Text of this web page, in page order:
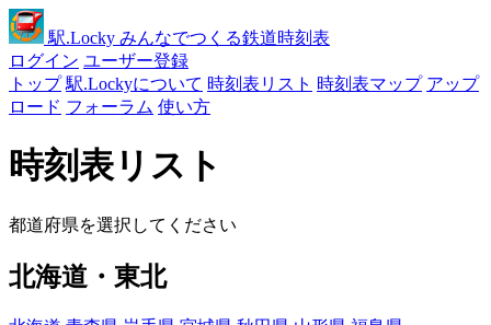
駅.Locky みんなでつくる鉄道時刻表
ログイン ユーザー登録
トップ 駅.Lockyについて 時刻表リスト 時刻表マップ アップ
ロード フォーラム 使い方
時刻表リスト
都道府県を選択してください
北海道・東北